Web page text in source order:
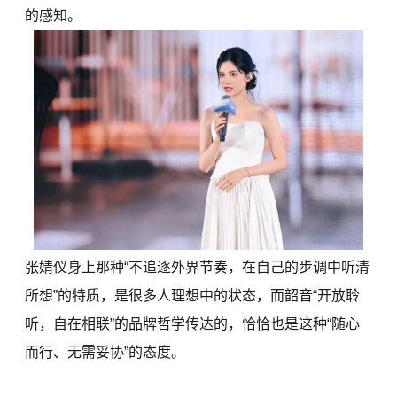
的感知。
张婧仪身上那种“不追逐外界节奏，在自己的步调中听清
所想”的特质，是很多人理想中的状态，而韶音“开放聆
听，自在相联”的品牌哲学传达的，恰恰也是这种“随心
而行、无需妥协”的态度。